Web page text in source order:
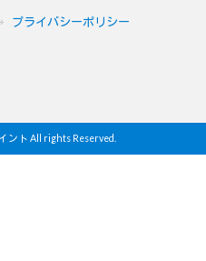
プライバシーポリシー
ント All rights Reserved.